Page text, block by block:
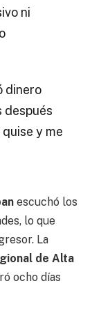
ni
dinero
después
y me
escuchó los
lo que
La
de Alta
ocho días